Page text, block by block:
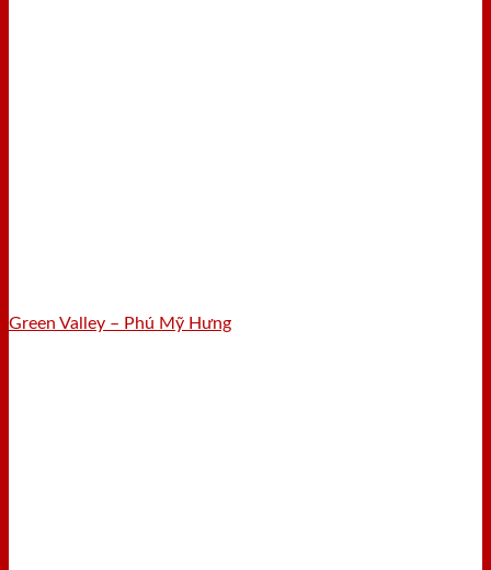
Green Valley – Phú Mỹ Hưng